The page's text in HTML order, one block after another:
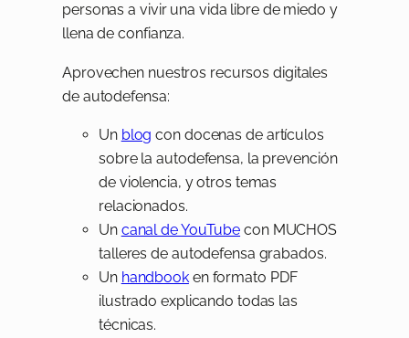
personas a vivir una vida libre de miedo y
llena de confianza.
Aprovechen nuestros recursos digitales
de autodefensa:
Un blog con docenas de artículos
sobre la autodefensa, la prevención
de violencia, y otros temas
relacionados.
Un canal de YouTube con MUCHOS
talleres de autodefensa grabados.
Un handbooken formato PDF
ilustrado explicando todas las
técnicas.